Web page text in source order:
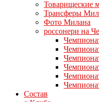
Товарищеские
Трансферы
Фото Милана
россонери на
Состав